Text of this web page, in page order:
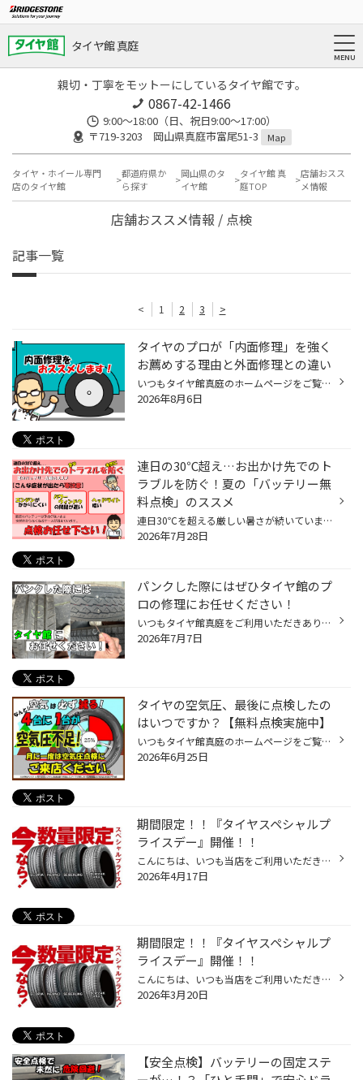
タイヤ館 真庭
親切・丁寧をモットーにしているタイヤ館です。
0867-42-1466
9:00～18:00（日、祝日9:00～17:00）
〒719-3203 岡山県真庭市富尾51-3
Map
タイヤ・ホイール専門
店のタイヤ館
都道府県か
ら探す
岡山県のタ
イヤ館
タイヤ館 真
庭TOP
店舗おスス
メ情報
店舗おススメ情報 / 点検
記事一覧
< 1 2 3 >
タイヤのプロが「内面修理」を強く
お薦めする理由と外面修理との違い
いつもタイヤ館真庭のホームページをご覧いただきありがとうございます。 真庭市も本格的な梅雨のシーズンを迎えましたが、 愛車のタイヤの空気圧や状態はチェックされていますか？ 実は、 「雨の日は晴れの日よりもパンクが発生しやすい」 ということをご存知でしょうか。 路面が雨で濡れると、道...
2026年8月6日
連日の30℃超え…お出かけ先でのト
ラブルを防ぐ！夏の「バッテリー無
料点検」のススメ
連日30℃を超える厳しい暑さが続いていますね。 これだけ暑いと車内ではエアコンがフル稼働になりますが、 実は「夏」はカーバッテリーに大きな負荷がかかる季節なんです。 楽しいドライブや帰省、お出かけの途中で「出先で急にエンジンがかからなくなった…」 という最悪のトラブルを未然に防ぐため...
2026年7月28日
パンクした際にはぜひタイヤ館のプ
ロの修理にお任せください！
いつもタイヤ館真庭をご利用いただきありがとうございます！ タイヤ館は内面も修理！ タイヤ内面のダメージを確認して継続使用の可否など、正しい判断が可能。パンク穴をシールすると共に内面からもパッチ貼り付けを行うので、確実な修理が可能な「内面修理」をタイヤ館では推奨しています。 ①外面...
2026年7月7日
タイヤの空気圧、最後に点検したの
はいつですか？【無料点検実施中】
いつもタイヤ館真庭のホームページをご覧いただき、ありがとうございます！ 突然ですが、皆さんは最後に「タイヤの空気圧」を点検したのはいつですか？ 「そういえば、しばらく見ていないかも…」という方も多いのではないでしょうか。 実は、タイヤの空気は、 何もしていなくても、1ヶ月で約5%〜10%...
2026年6月25日
期間限定！！『タイヤスペシャルプ
ライスデー』開催！！
こんにちは、いつも当店をご利用いただきましてありがとうございます。 4/17(金)～4/26(日)まで、コクピット・タイヤ館におきまして、 期間限定！ サイズ限定！！ 数量限定！！！ お得にお買い求めいただける、「タイヤスペシャルプライスデー」がスタートします！ お得なタイヤのご紹介！！ ワゴン...
2026年4月17日
期間限定！！『タイヤスペシャルプ
ライスデー』開催！！
こんにちは、いつも当店をご利用いただきましてありがとうございます。 3/20(金)～3/29(日)まで、コクピット・タイヤ館におきまして、 期間限定！ サイズ限定！！ 数量限定！！！ お得にお買い求めいただける、「タイヤスペシャルプライスデー」がスタートします！ お得なタイヤのご紹介！！ ワゴン...
2026年3月20日
【安全点検】バッテリーの固定ステ